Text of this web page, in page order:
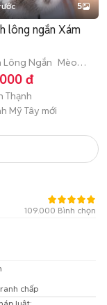
5
lông ngắn Xám
Lông Ngắn Mèo
3 tháng tuổi)
đ
Thạnh
Mỹ Tây mới
109.000 Bình chọn
chấp